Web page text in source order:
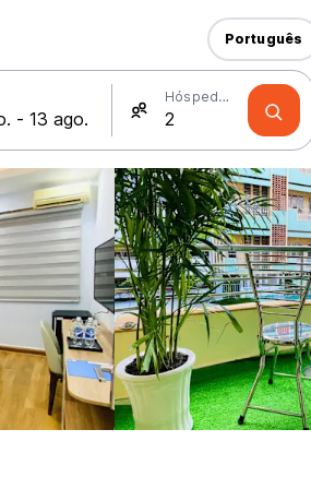
Hóspedes
Português